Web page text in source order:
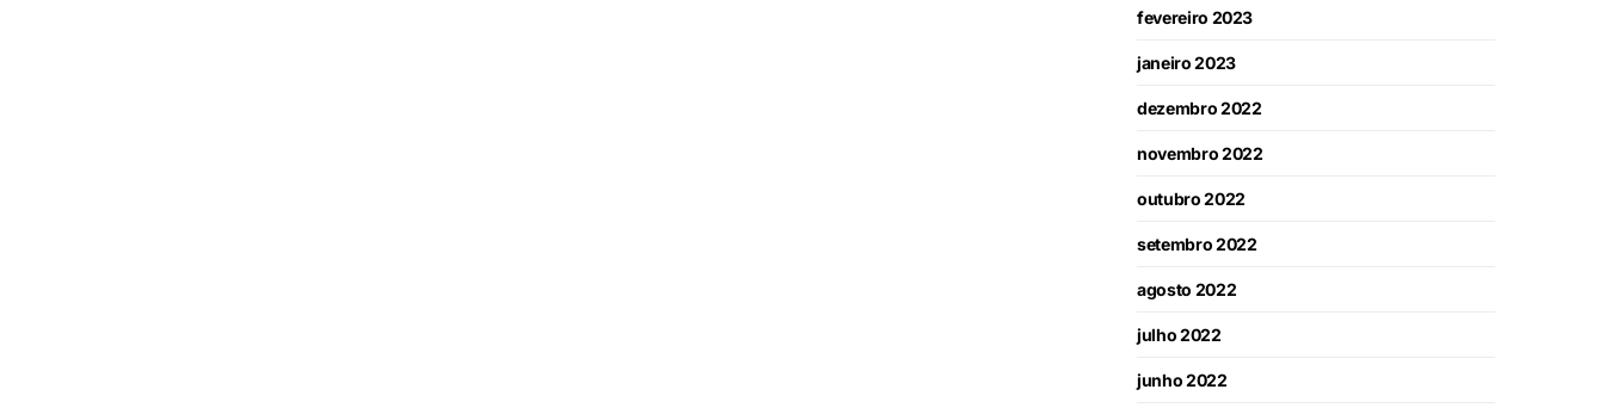
fevereiro 2023
janeiro 2023
dezembro 2022
novembro 2022
outubro 2022
setembro 2022
agosto 2022
julho 2022
junho 2022